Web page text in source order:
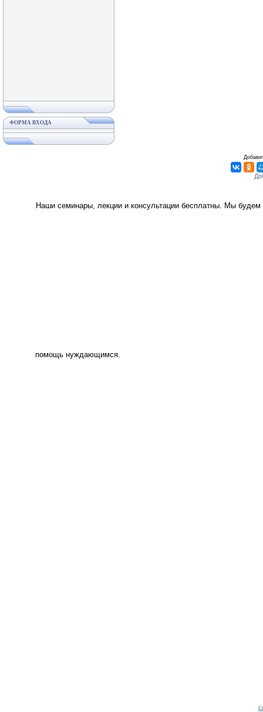
ФОРМА ВХОДА
Наши семинары, лекции и консультации бесплатны. Мы
помощь нуждающимся.